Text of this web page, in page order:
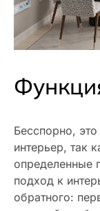
Бесспорно,
интерьер, так
определенные
подход к
обратного: